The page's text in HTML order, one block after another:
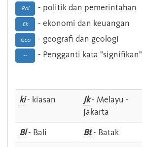
Pol - politik dan pemerintahan
Ek - ekonomi dan keuangan
Geo - geografi dan geologi
-- - Pengganti kata "signifikan"
ki- kiasan Jk- Melayu -
Jakarta
Bl- Bali Bt- Batak